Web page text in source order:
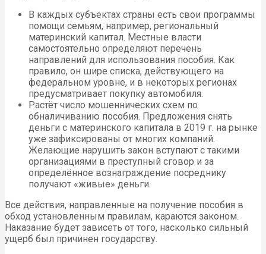
В каждых субъектах страны есть свои программы
помощи семьям, например, региональный
материнский капитал. Местные власти
самостоятельно определяют перечень
направлений для использования пособия. Как
правило, он шире списка, действующего на
федеральном уровне, и в некоторых регионах
предусматривает покупку автомобиля.
Растёт число мошеннических схем по
обналичиванию пособия. Предложения снять
деньги с материнского капитала в 2019 г. на рынке
уже зафиксированы от многих компаний.
Желающие нарушить закон вступают с такими
организациями в преступный сговор и за
определённое вознаграждение посреднику
получают «живые» деньги.
Все действия, направленные на получение пособия в
обход установленным правилам, караются законом.
Наказание будет зависеть от того, насколько сильный
ущерб был причинен государству.